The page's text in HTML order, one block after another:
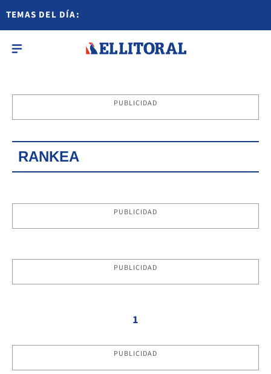
TEMAS DEL DÍA:
PUBLICIDAD
RANKEA
PUBLICIDAD
PUBLICIDAD
1
PUBLICIDAD